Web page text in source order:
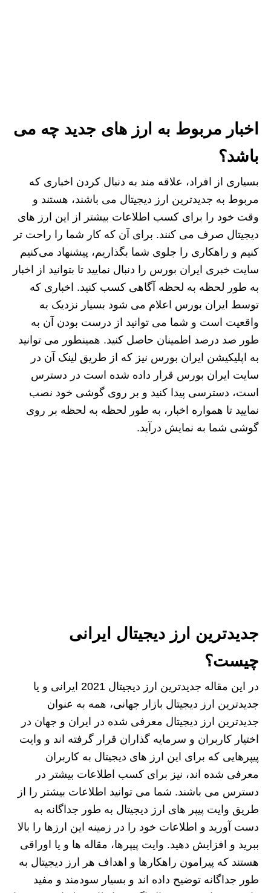
اخبار مربوط به ارز های جدید چه می
باشد؟
بسیاری از افراد، علاقه مند به دنبال کردن اخباری که
مربوط به جدیدترین ارز دیجیتال می باشند، هستند و
وقت خود را برای کسب اطلاعات بیشتر از این ارز های
دیجیتال صرف می کنند. برای آن که کار شما را راحت تر
کنیم و راهکاری را جلوی شما بگذاریم، پیشنهاد می‌کنیم
سایت خبری ایران بورس را دنبال نمایید تا بتوانید از اخبار
به طور لحظه به لحظه آگاهی کسب کنید. اخباری که
توسط ایران بورس اعلام می‌ شود بسیار نزدیک به
واقعیت است و شما می‌ توانید از درست بودن آن به
طور صد درصد اطمینان حاصل کنید. همینطور می توانید
به اپلیکیشن ایران‌ بورس نیز که از طریق لینک آن در
سایت ایران بورس قرار داده شده است در دسترس
است، دسترسی پیدا کنید و بر روی گوشی خود نصب
نمایید تا همواره اخبار، به‌ طور لحظه به لحظه بر روی
گوشی شما به نمایش درآید.
جدیدترین ارز دیجیتال ایرانی
چیست؟
در این مقاله جدیدترین ارز دیجیتال 2021 ایرانی و یا
جدیدترین ارز دیجیتال بازار جهانی، همه به عنوان
جدیدترین ارز دیجیتال معرفی شده در ایران و جهان در
اختیار کاربران و سرمایه گذاران قرار گرفته اند و وایت
پیپرهایی که برای این ارز های دیجیتال به کاربران
معرفی شده اند، نیز برای کسب اطلاعات بیشتر در
دسترس می باشند. شما می توانید اطلاعات بیشتر را از
طریق وایت پیپر های ارز دیجیتال به طور جداگانه به
دست آورید و اطلاعات خود را در زمینه این ارزها را بالا
ببرید و افزایش دهید. وایت پیپرها، مقاله ها و یا اوراقی
هستند که پیرامون راهکارها و اهداف هر ارز دیجیتال به
طور جداگانه توضیح داده اند و بسیار سودمند و مفید